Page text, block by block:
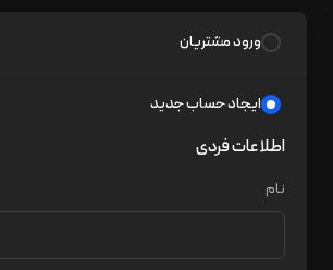
ورود مشتریان
ایجاد حساب جدید
اطلاعات فردی
نام